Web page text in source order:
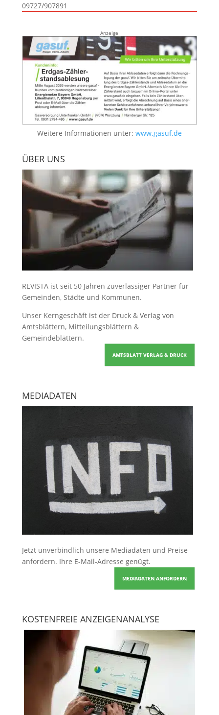
09727/907891
Anzeige
Weitere Informationen unter: www.gasuf.de
ÜBER UNS
REVISTA ist seit 50 Jahren zuverlässiger Partner für
Gemeinden, Städte und Kommunen.
Unser Kerngeschäft ist der Druck & Verlag von
Amtsblättern, Mitteilungsblättern &
Gemeindeblättern.
AMTSBLATT VERLAG & DRUCK
MEDIADATEN
Jetzt unverbindlich unsere Mediadaten und Preise
anfordern. Ihre E-Mail-Adresse genügt.
MEDIADATEN ANFORDERN
KOSTENFREIE ANZEIGENANALYSE